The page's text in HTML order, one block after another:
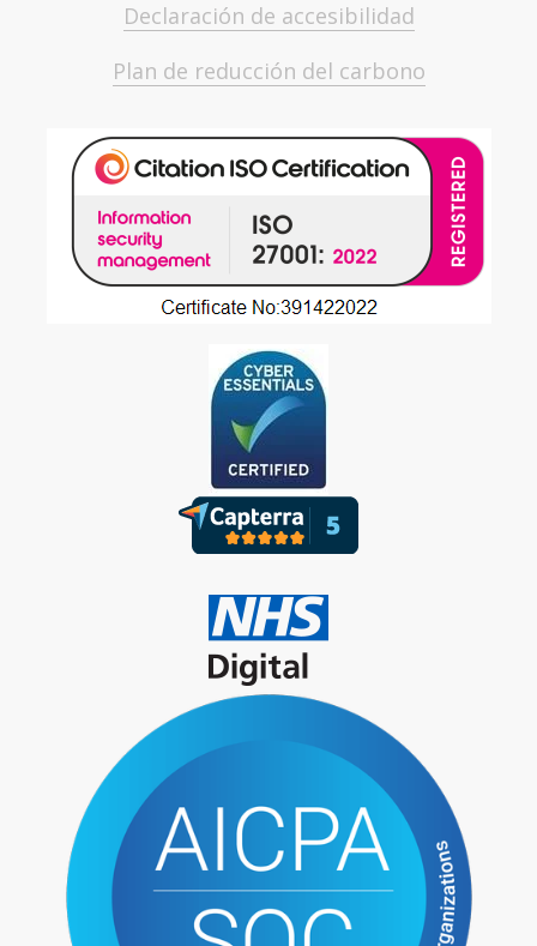
Declaración de accesibilidad
Plan de reducción del carbono